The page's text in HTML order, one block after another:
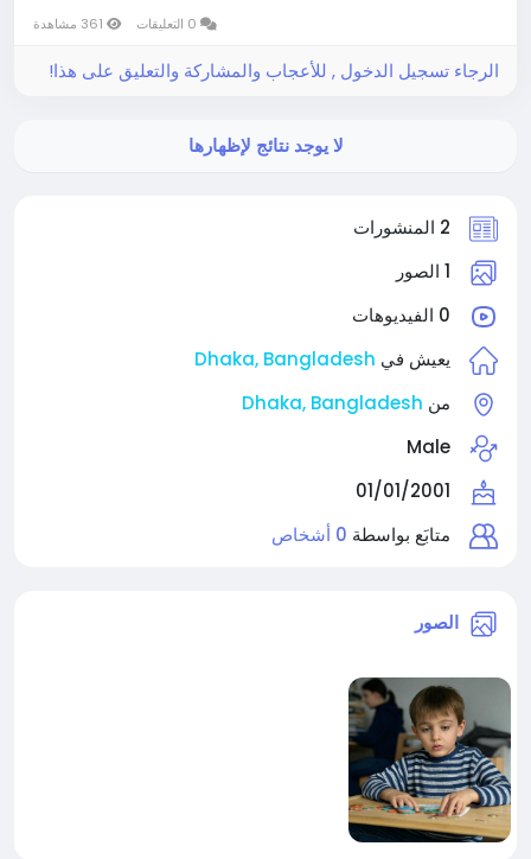
2 المنشورات
1 الصور
0 الفيديوهات
يعيش في Dhaka, Bangladesh
من Dhaka, Bangladesh
Male
01/01/2001
متابَع بواسطة 0 أشخاص
الصور
الرجاء تسجيل الدخول , للأعجاب والمشاركة والتعليق على هذا!
لا يوجد نتائج لإظهارها